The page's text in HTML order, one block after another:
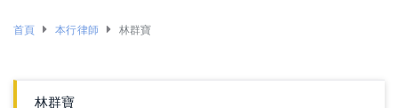
首頁 本行律師 林群寶
林群寶